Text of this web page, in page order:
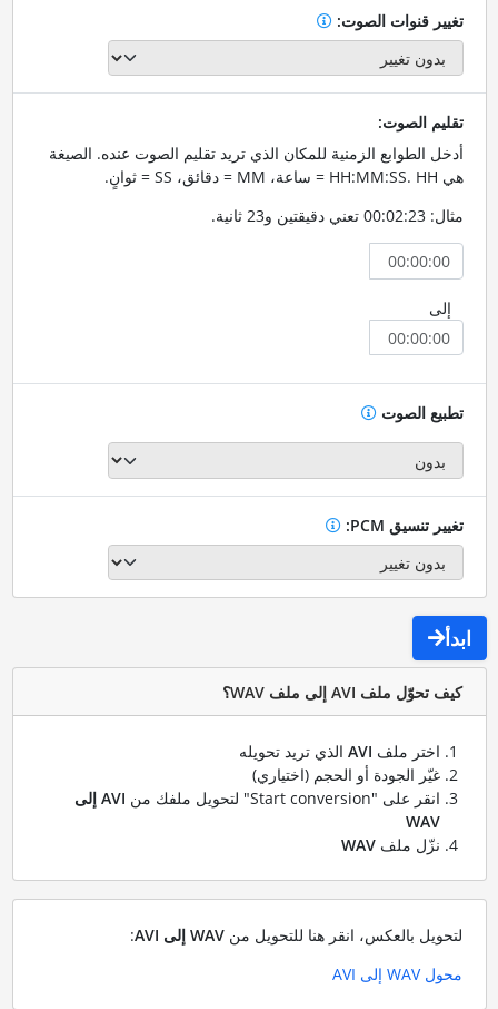
تغيير قنوات الصوت:
تقليم الصوت:
أدخل الطوابع الزمنية للمكان الذي تريد تقليم الصوت عنده. الصيغة
هي HH:MM:SS. HH = ساعة، MM = دقائق، SS = ثوانٍ.
مثال: 00:02:23 تعني دقيقتين و23 ثانية.
إلى
تطبيع الصوت
تغيير تنسيق PCM:
ابدأ
كيف تحوّل ملف AVI إلى ملف WAV؟
اختر ملف AVIالذي تريد تحويله
غيّر الجودة أو الحجم (اختياري)
انقر على "Start conversion" لتحويل ملفك من
AVI إلى
WAV
نزّل ملف WAV
لتحويل بالعكس، انقر هنا للتحويل من WAV إلى AVI
:
محول WAV إلى AVI